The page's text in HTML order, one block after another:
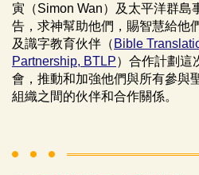
寅（Simon Wan）及太平洋群島
告，求神幫助他們，賜智慧給他
及識字教育伙伴（ Bible
Partnership, BTLP）合作計劃這
會，推動和加強他們與所有參與
組織之間的伙伴和合作關係。